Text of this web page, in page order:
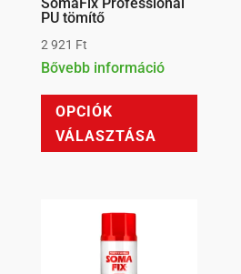
PU tömítő
2 921 Ft
Bővebb információ
OPCIÓK
VÁLASZTÁSA
Ennek